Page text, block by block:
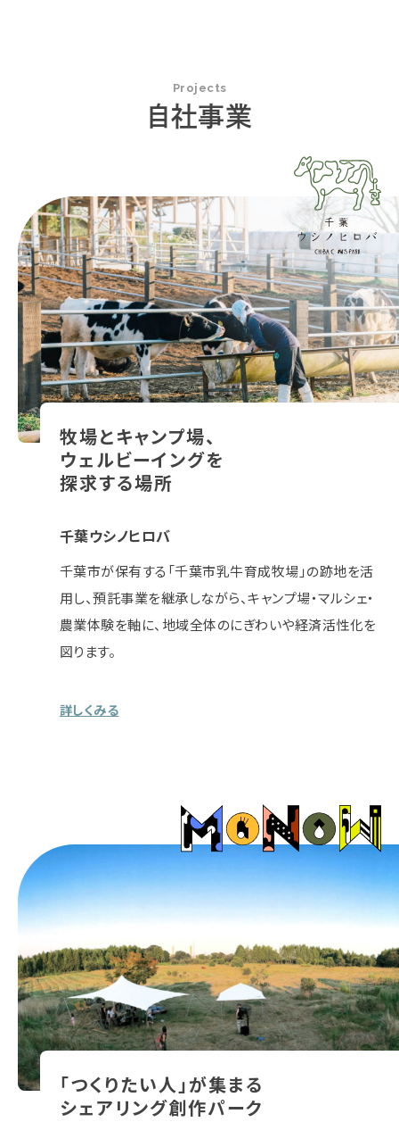
Projects
自社事業
牧場とキャンプ場、
ウェルビーイングを
探求する場所
千葉ウシノヒロバ
千葉市が保有する「千葉市乳牛育成牧場」の跡地を活
用し、預託事業を継承しながら、キャンプ場・マルシェ・
農業体験を軸に、地域全体のにぎわいや経済活性化を
図ります。
詳しくみる
「つくりたい人」が集まる
シェアリング創作パーク